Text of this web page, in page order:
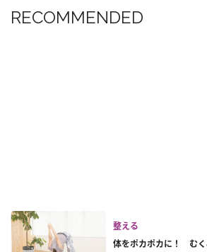
RECOMMENDED
整える
体をポカポカに！ む